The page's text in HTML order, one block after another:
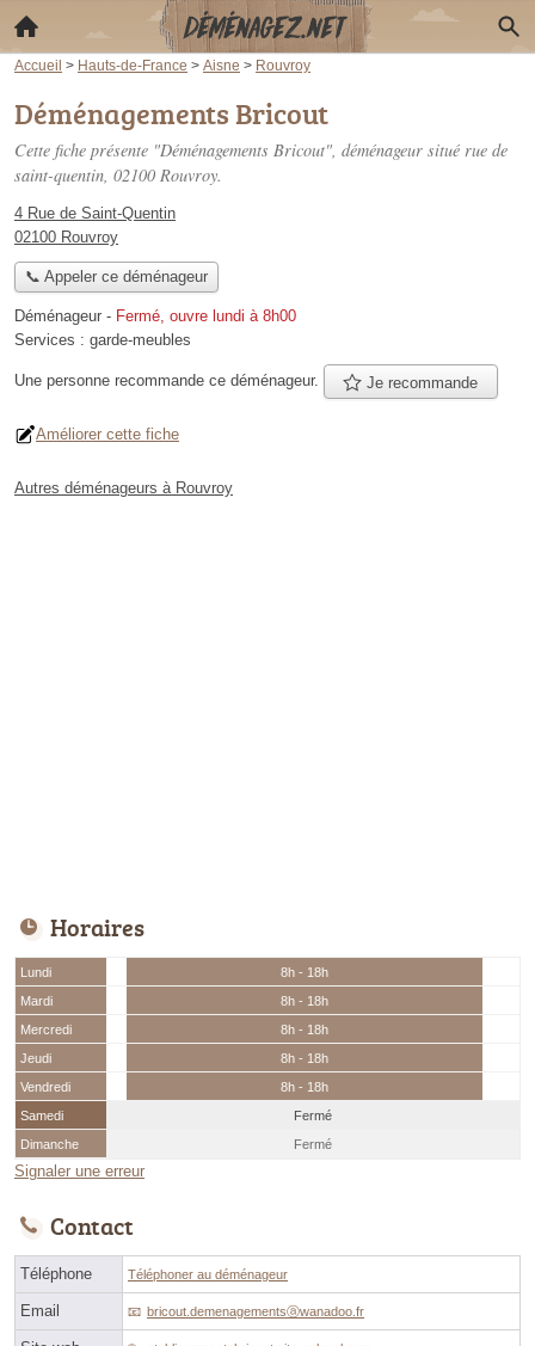
Accueil > Hauts-de-France > Aisne > Rouvroy
Déménagements Bricout
Cette fiche présente "Déménagements Bricout", déménageur situé rue de
saint-quentin, 02100 Rouvroy.
4 Rue de Saint-Quentin
02100 Rouvroy
📞 Appeler ce déménageur
Déménageur - Fermé, ouvre lundi à 8h00
Services : garde-meubles
Une personne recommande ce déménageur. Je recommande
Améliorer cette fiche
Autres déménageurs à Rouvroy
Horaires
Lundi
8h - 18h
Mardi
8h - 18h
Mercredi
8h - 18h
Jeudi
8h - 18h
Vendredi
8h - 18h
Samedi
Fermé
Dimanche
Fermé
Signaler une erreur
Contact
Téléphone Téléphoner au déménageur
Email bricout.demenagementsⓐwanadoo.fr